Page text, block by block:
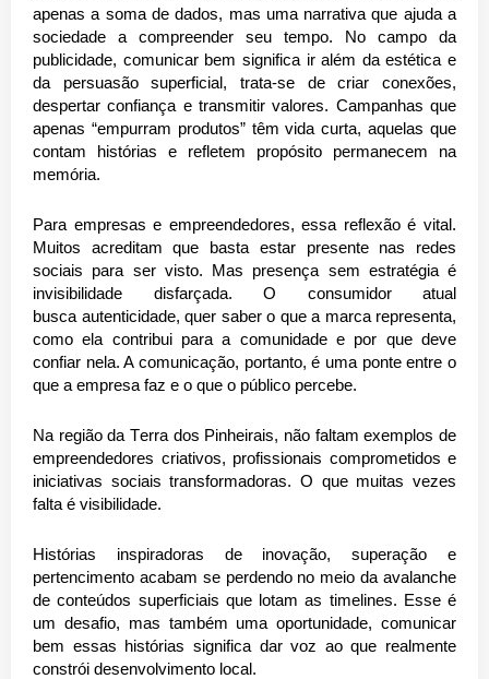
apenas a soma de dados, mas uma narrativa que ajuda a
sociedade a compreender seu tempo. No campo da
publicidade, comunicar bem significa ir além da estética e
da persuasão superficial, trata-se de criar conexões,
despertar confiança e transmitir valores. Campanhas que
apenas “empurram produtos” têm vida curta, aquelas que
contam histórias e refletem propósito permanecem na
memória.
Para empresas e empreendedores, essa reflexão é vital.
Muitos acreditam que basta estar presente nas redes
sociais para ser visto. Mas presença sem estratégia é
invisibilidade disfarçada. O consumidor atual
busca autenticidade, quer saber o que a marca representa,
como ela contribui para a comunidade e por que deve
confiar nela. A comunicação, portanto, é uma ponte entre o
que a empresa faz e o que o público percebe.
Na região da Terra dos Pinheirais, não faltam exemplos de
empreendedores criativos, profissionais comprometidos e
iniciativas sociais transformadoras. O que muitas vezes
falta é visibilidade.
Histórias inspiradoras de inovação, superação e
pertencimento acabam se perdendo no meio da avalanche
de conteúdos superficiais que lotam as timelines. Esse é
um desafio, mas também uma oportunidade, comunicar
bem essas histórias significa dar voz ao que realmente
constrói desenvolvimento local.